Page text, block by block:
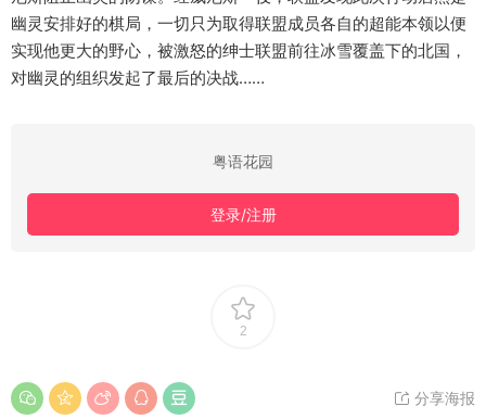
幽灵安排好的棋局，一切只为取得联盟成员各自的超能本领以便
实现他更大的野心，被激怒的绅士联盟前往冰雪覆盖下的北国，
对幽灵的组织发起了最后的决战……
粤语花园
登录/注册
2
分享海报